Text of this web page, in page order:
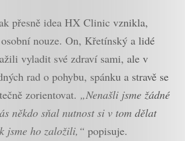
přesně idea HX Clinic vznikla,
nouze. On, Křetínský a lidé
vyladit své zdraví sami, ale v
rad o pohybu, spánku a stravě se
zorientovat. „Nenašli jsme žádné
někdo sňal nutnost si v tom dělat
jsme ho založili,“ popisuje.